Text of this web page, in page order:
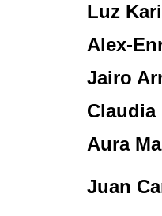
Luz
Alex-
Jairo
Claudia
Aura
Juan